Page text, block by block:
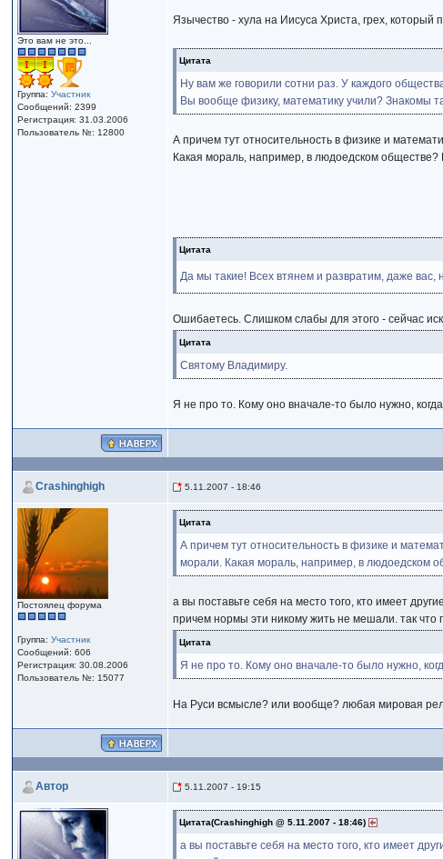
Это вам не это...
Группа:Участник
Сообщений: 2399
Регистрация: 31.03.2006
Пользователь №: 12800
Язычество - хула на Иисуса Христа, грех,
Цитата
Ну вам же говорили сотни раз. У каждого
Вы вообще физику, математику учили? Знакомы
А причем тут относительность в физике и
Какая мораль, например, в людоедском
Цитата
Да мы такие! Всех втянем и развратим, даже вас,
Ошибаетесь. Слишком слабы для этого - сейчас
Цитата
Святому Владимиру.
Я не про то. Кому оно вначале-то было нужно,
Crashinghigh 5.11.2007 - 18:46
Постоялец форума
Группа:Участник
Сообщений: 606
Регистрация: 30.08.2006
Пользователь №: 15077
Цитата
А причем тут относительность в физике и
морали. Какая мораль, например, в людоедском
а вы поставьте себя на место того, кто имеет
причем нормы эти никому жить не мешали. так что
Цитата
Я не про то. Кому оно вначале-то было нужно,
На Руси всмысле? или вообще? любая мировая
Автор 5.11.2007 - 19:15
Цитата(Crashinghigh @ 5.11.2007 - 18:46)
а вы поставьте себя на место того, кто имеет